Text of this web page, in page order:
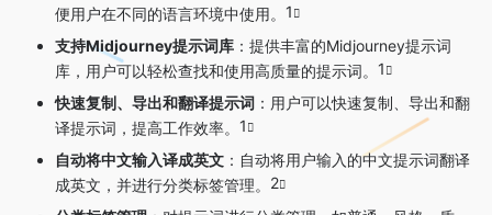
便用户在不同的语言环境中使用。 1
支持Midjourney提示词库 ：提供丰富的Midjourney提示词
库，用户可以轻松查找和使用高质量的提示词。 1
快速复制、导出和翻译提示词 ：用户可以快速复制、导出和翻
译提示词，提高工作效率。 1
自动将中文输入译成英文 ：自动将用户输入的中文提示词翻译
成英文，并进行分类标签管理。 2